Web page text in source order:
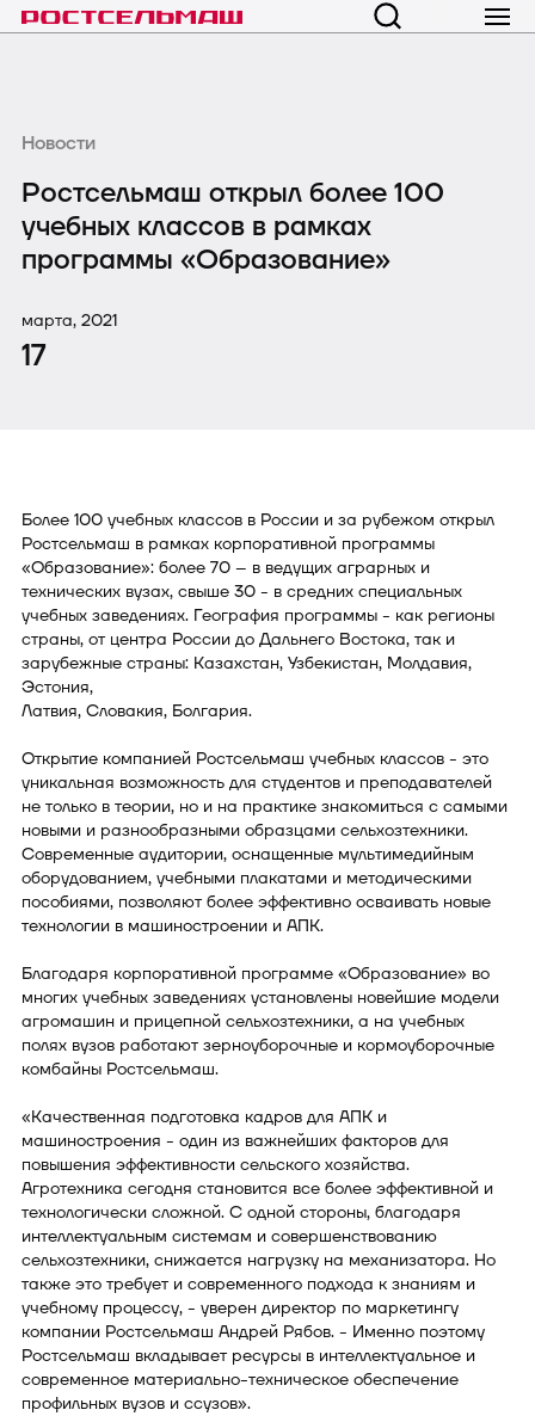
Новости
Ростсельмаш открыл более 100
учебных классов в рамках
программы «Образование»
марта, 2021
17
Более 100 учебных классов в России и за рубежом открыл
Ростсельмаш в рамках корпоративной программы
«Образование»: более 70 – в ведущих аграрных и
технических вузах, свыше 30 - в средних специальных
учебных заведениях. География программы - как регионы
страны, от центра России до Дальнего Востока, так и
зарубежные страны: Казахстан, Узбекистан, Молдавия,
Эстония,
Латвия, Словакия, Болгария.
Открытие компанией Ростсельмаш учебных классов - это
уникальная возможность для студентов и преподавателей
не только в теории, но и на практике знакомиться с самыми
новыми и разнообразными образцами сельхозтехники.
Современные аудитории, оснащенные мультимедийным
оборудованием, учебными плакатами и методическими
пособиями, позволяют более эффективно осваивать новые
технологии в машиностроении и АПК.
Благодаря корпоративной программе «Образование» во
многих учебных заведениях установлены новейшие модели
агромашин и прицепной сельхозтехники, а на учебных
полях вузов работают зерноуборочные и кормоуборочные
комбайны Ростсельмаш.
«Качественная подготовка кадров для АПК и
машиностроения - один из важнейших факторов для
повышения эффективности сельского хозяйства.
Агротехника сегодня становится все более эффективной и
технологически сложной. С одной стороны, благодаря
интеллектуальным системам и совершенствованию
сельхозтехники, снижается нагрузку на механизатора. Но
также это требует и современного подхода к знаниям и
учебному процессу, - уверен директор по маркетингу
компании Ростсельмаш Андрей Рябов. - Именно поэтому
Ростсельмаш вкладывает ресурсы в интеллектуальное и
современное материально-техническое обеспечение
профильных вузов и ссузов».